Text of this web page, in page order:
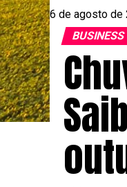
6 de agosto de
BUSINESS